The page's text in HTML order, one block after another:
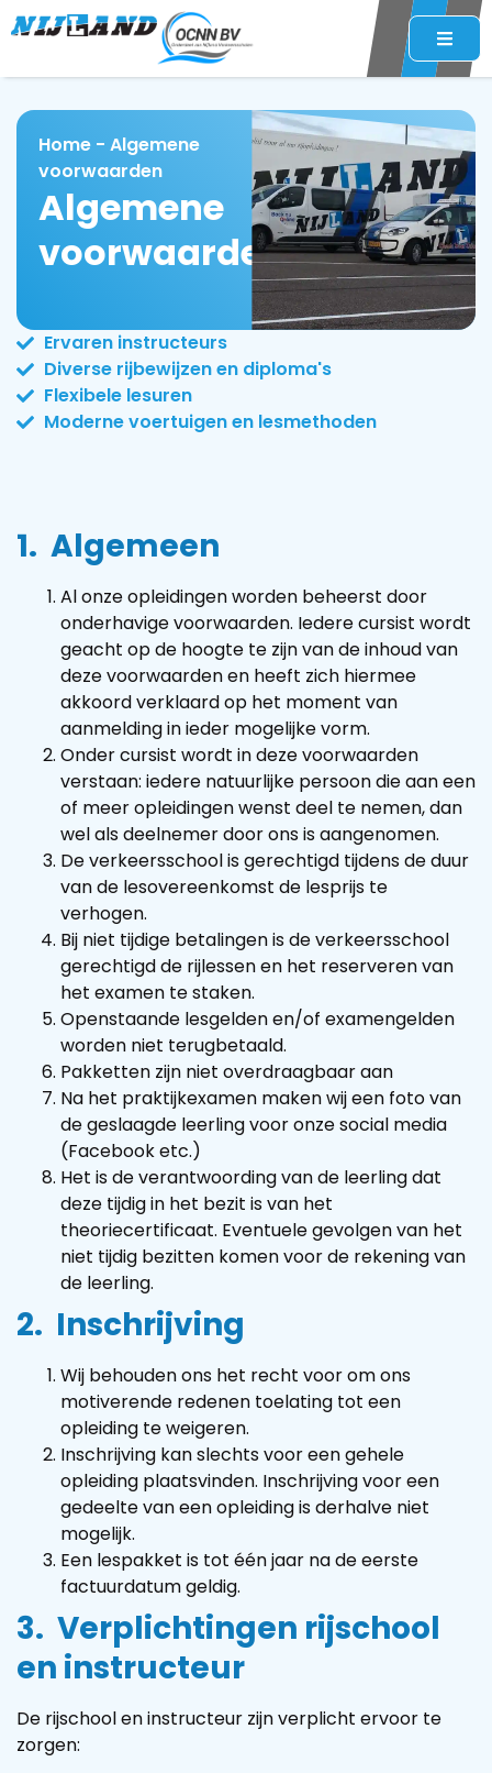
Home - Algemene
voorwaarden
Algemene
voorwaarden
Ervaren instructeurs
Diverse rijbewijzen en diploma's
Flexibele lesuren
Moderne voertuigen en lesmethoden
1. Algemeen
Al onze opleidingen worden beheerst door
onderhavige voorwaarden. Iedere cursist wordt
geacht op de hoogte te zijn van de inhoud van
deze voorwaarden en heeft zich hiermee
akkoord verklaard op het moment van
aanmelding in ieder mogelijke vorm.
Onder cursist wordt in deze voorwaarden
verstaan: iedere natuurlijke persoon die aan een
of meer opleidingen wenst deel te nemen, dan
wel als deelnemer door ons is aangenomen.
De verkeersschool is gerechtigd tijdens de duur
van de lesovereenkomst de lesprijs te
verhogen.
Bij niet tijdige betalingen is de verkeersschool
gerechtigd de rijlessen en het reserveren van
het examen te staken.
Openstaande lesgelden en/of examengelden
worden niet terugbetaald.
Pakketten zijn niet overdraagbaar aan
Na het praktijkexamen maken wij een foto van
de geslaagde leerling voor onze social media
(Facebook etc.)
Het is de verantwoording van de leerling dat
deze tijdig in het bezit is van het
theoriecertificaat. Eventuele gevolgen van het
niet tijdig bezitten komen voor de rekening van
de leerling.
2. Inschrijving
Wij behouden ons het recht voor om ons
motiverende redenen toelating tot een
opleiding te weigeren.
Inschrijving kan slechts voor een gehele
opleiding plaatsvinden. Inschrijving voor een
gedeelte van een opleiding is derhalve niet
mogelijk.
Een lespakket is tot één jaar na de eerste
factuurdatum geldig.
3. Verplichtingen rijschool
en instructeur
De rijschool en instructeur zijn verplicht ervoor te
zorgen: